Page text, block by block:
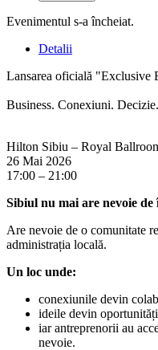
Evenimentul s-a încheiat.
Detalii
Lansarea oficială "Exclusive
Business. Conexiuni. Decizie.
Hilton Sibiu – Royal
26 Mai 2026
17:00 – 21:00
Sibiul nu mai are nevoie de
Are nevoie de o comunitate
administrația locală.
Un loc unde:
conexiunile devin
ideile devin
iar antreprenorii au
nevoie.